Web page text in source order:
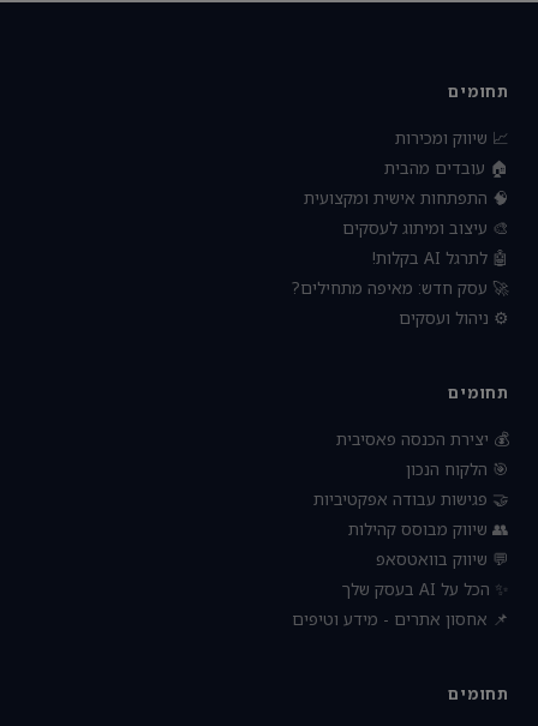
תחומים
📈 שיווק ומכירות
🏠 עובדים מהבית
🧠 התפתחות אישית ומקצועית
🎨 עיצוב ומיתוג לעסקים
🤖 לתרגל AI בקלות!
🚀 עסק חדש: מאיפה מתחילים?
⚙️ ניהול ועסקים
תחומים
💰 יצירת הכנסה פאסיבית
🎯 הלקוח הנכון
🤝 פגישות עבודה אפקטיביות
👥 שיווק מבוסס קהילות
💬 שיווק בוואטסאפ
✨ הכל על AI בעסק שלך
📌 אחסון אתרים - מידע וטיפים
תחומים